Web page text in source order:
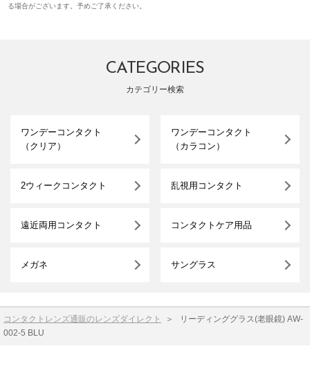
る場合がございます。予めご了承ください。
CATEGORIES
カテゴリー検索
ワンデーコンタクト
（クリア）
ワンデーコンタクト
（カラコン）
2ウィークコンタクト 乱視用コンタクト
遠近両用コンタクト コンタクトケア用品
メガネ サングラス
コンタクトレンズ通販のレンズダイレクト ＞
リーディンググラス(老眼鏡) AW-
002-5 BLU